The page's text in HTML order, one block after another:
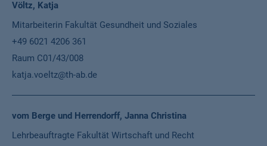
Völtz, Katja
Mitarbeiterin Fakultät Gesundheit und Soziales
+49 6021 4206 361
Raum C01/43/008
katja.voeltz@th-ab.de
vom Berge und Herrendorff, Janna Christina
Lehrbeauftragte Fakultät Wirtschaft und Recht